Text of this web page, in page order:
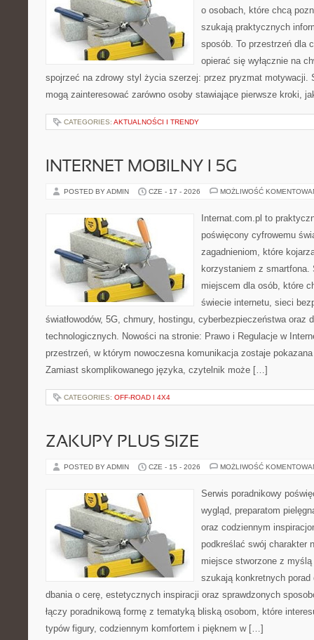
o osobach, które chcą
szukają praktycznych
sposób. To przestrzeń dla
opierać się wyłącznie na
spojrzeć na zdrowy styl życia szerzej: przez pryzmat motywacji.
mogą zainteresować zarówno osoby stawiające pierwsze kroki,
CATEGORIES: AKTUALNOŚCI I TRENDY
INTERNET MOBILNY I 5G
POSTED BY ADMIN CZE - 17 - 2026 MOŻLIWOŚĆ
Internat.com.pl to
poświęcony cyfrowemu
zagadnieniom, które
korzystaniem z
miejscem dla osób, które
świecie internetu, sieci
światłowodów, 5G, chmury, hostingu, cyberbezpieczeństwa oraz
technologicznych. Nowości na stronie: Prawo i Regulacje w
przestrzeń, w którym nowoczesna komunikacja zostaje
Zamiast skomplikowanego języka, czytelnik może […]
CATEGORIES: OFF-ROAD I 4X4
ZAKUPY PLUS SIZE
POSTED BY ADMIN CZE - 15 - 2026 MOŻLIWOŚĆ
Serwis poradnikowy
wygląd, preparatom
oraz codziennym
podkreślać swój charakter
miejsce stworzone z
szukają konkretnych
dbania o cerę, estetycznych inspiracji oraz sprawdzonych
łączy poradnikową formę z tematyką bliską osobom, które
typów figury, codziennym komfortem i pięknem w […]